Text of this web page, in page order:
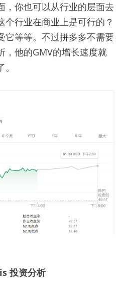
，你也可以从行业的层面去
个行业在商业上是可行的？
它等等。不过拼多多不需要
，他的GMV的增长速度就
投资分析